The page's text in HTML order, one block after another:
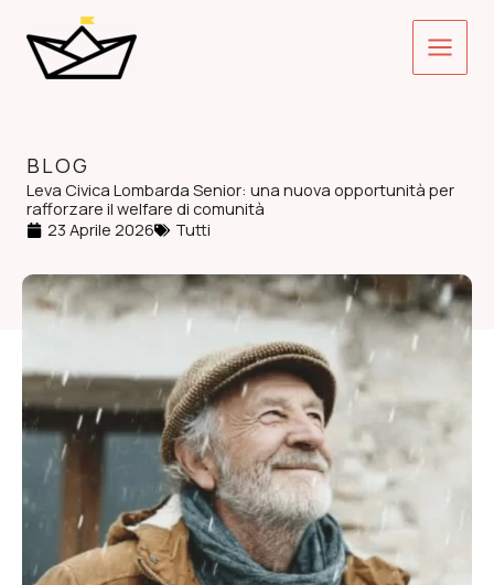
contenuto
Main
Menu
BLOG
Leva Civica Lombarda Senior: una nuova opportunità per
rafforzare il welfare di comunità
23 Aprile 2026
Tutti